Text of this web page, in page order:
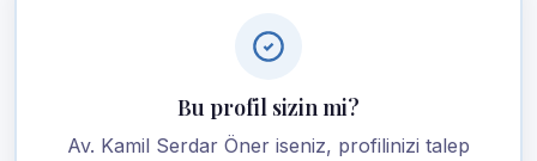
Bu profil sizin mi?
Av. Kamil Serdar Öner iseniz, profilinizi talep